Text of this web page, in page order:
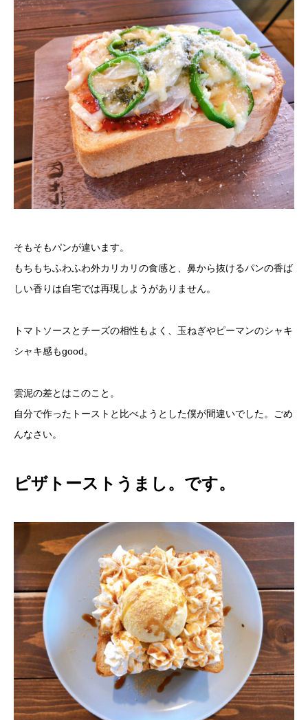
そもそもパンが違います。
もちもちふわふわ外カリカリの食感と、鼻から抜けるパンの香ば
しい香りは自宅では再現しようがありません。
トマトソースとチーズの相性もよく、玉ねぎやピーマンのシャキ
シャキ感もgood。
雲泥の差とはこのこと。
自分で作ったトーストと比べようとした僕が間違いでした。ごめ
んなさい。
ピザトーストうまし。です。